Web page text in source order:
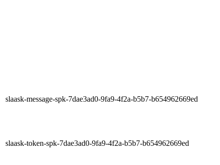
slaask-message-spk-7dae3ad0-9fa9-4f2a-b5b7-b654962669ed
slaask-token-spk-7dae3ad0-9fa9-4f2a-b5b7-b654962669ed